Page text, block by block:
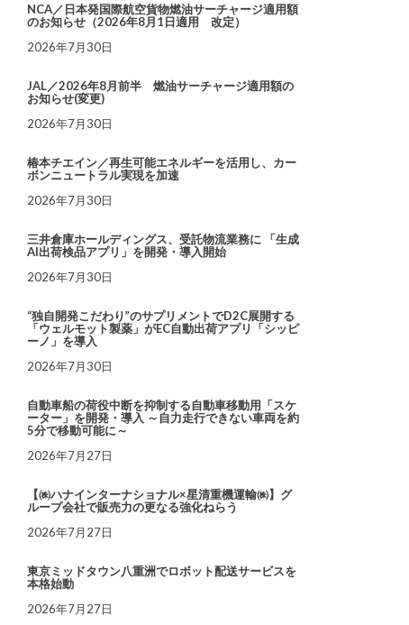
NCA／日本発国際航空貨物燃油サーチャージ適用額
のお知らせ（2026年8月1日適用 改定）
2026年7月30日
JAL／2026年8月前半 燃油サーチャージ適用額の
お知らせ(変更)
2026年7月30日
椿本チエイン／再生可能エネルギーを活用し、カー
ボンニュートラル実現を加速
2026年7月30日
三井倉庫ホールディングス、受託物流業務に 「生成
AI出荷検品アプリ」を開発・導入開始
2026年7月30日
“独自開発こだわり”のサプリメントでD2C展開する
「ウェルモット製薬」がEC自動出荷アプリ「シッピ
ーノ」を導入
2026年7月30日
自動車船の荷役中断を抑制する自動車移動用「スケ
ーター」を開発・導入 ～自力走行できない車両を約
5分で移動可能に～
2026年7月27日
【㈱ハナインターナショナル×星清重機運輸㈱】グ
ループ会社で販売力の更なる強化ねらう
2026年7月27日
東京ミッドタウン八重洲でロボット配送サービスを
本格始動
2026年7月27日